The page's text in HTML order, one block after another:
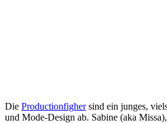
Die Productionfighersind ein junges,
und Mode-Design ab. Sabine (aka